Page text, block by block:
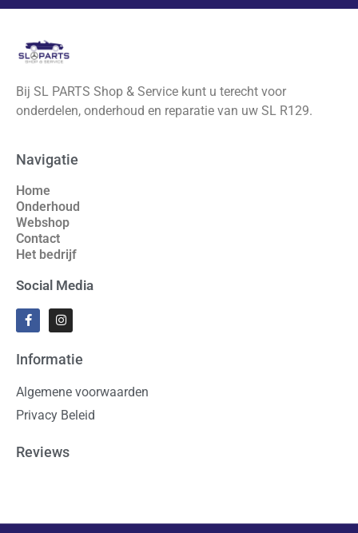
Bij SL PARTS Shop & Service kunt u terecht voor
onderdelen, onderhoud en reparatie van uw SL R129.
Navigatie
Home
Onderhoud
Webshop
Contact
Het bedrijf
Social Media
Informatie
Algemene voorwaarden
Privacy Beleid
Reviews